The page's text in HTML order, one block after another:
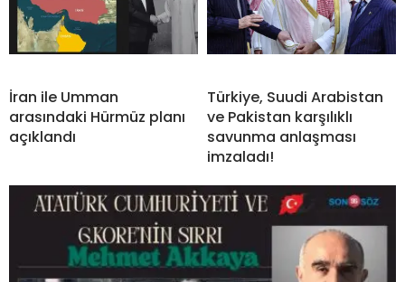
İran ile Umman
arasındaki Hürmüz planı
açıklandı
Türkiye, Suudi Arabistan
ve Pakistan karşılıklı
savunma anlaşması
imzaladı!